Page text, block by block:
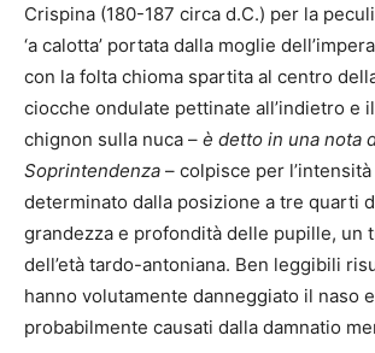
Crispina (180-187 circa d.C.) per la
‘a calotta’ portata dalla moglie
con la folta chioma spartita al centro
ciocche ondulate pettinate all’indietro e
chignon sulla nuca – è detto in una nota
Soprintendenza – colpisce per
determinato dalla posizione a tre quarti
grandezza e profondità delle pupille, un
dell’età tardo-antoniana. Ben leggibili
hanno volutamente danneggiato il naso
probabilmente causati dalla damnatio